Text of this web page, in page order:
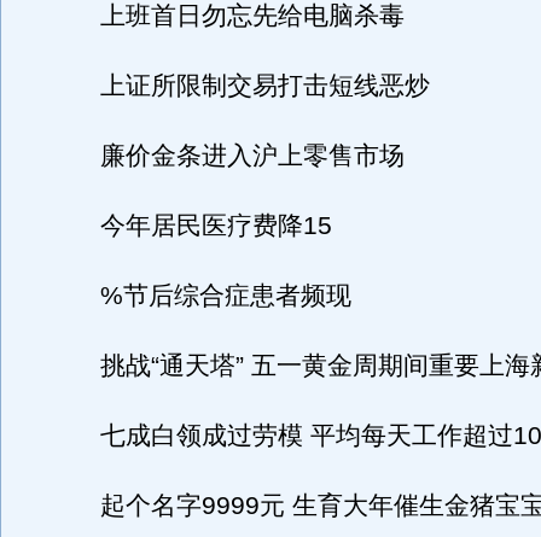
上班首日勿忘先给电脑杀毒
上证所限制交易打击短线恶炒
廉价金条进入沪上零售市场
今年居民医疗费降15
%节后综合症患者频现
挑战“通天塔” 五一黄金周期间重要上海
七成白领成过劳模 平均每天工作超过
起个名字9999元 生育大年催生金猪宝